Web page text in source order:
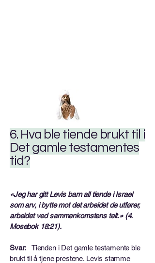
6. Hva ble tiende brukt til i
Det gamle testamentes
tid?
«Jeg har gitt Levis barn all tiende i Israel
som arv, i bytte mot det arbeidet de utfører,
arbeidet ved sammenkomstens telt.» (4.
Mosebok 18:21).
Svar: Tienden i Det gamle testamente ble
brukt til å tjene prestene. Levis stamme